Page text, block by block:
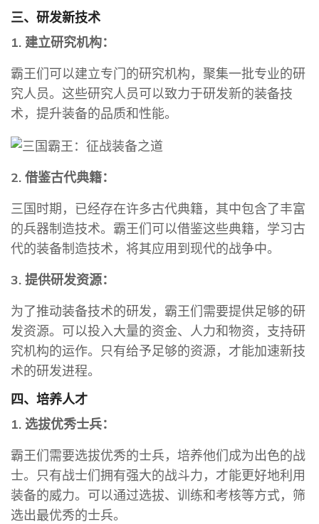
三、研发新技术
1. 建立研究机构：
霸王们可以建立专门的研究机构，聚集一批专业的研
究人员。这些研究人员可以致力于研发新的装备技
术，提升装备的品质和性能。
2. 借鉴古代典籍：
三国时期，已经存在许多古代典籍，其中包含了丰富
的兵器制造技术。霸王们可以借鉴这些典籍，学习古
代的装备制造技术，将其应用到现代的战争中。
3. 提供研发资源：
为了推动装备技术的研发，霸王们需要提供足够的研
发资源。可以投入大量的资金、人力和物资，支持研
究机构的运作。只有给予足够的资源，才能加速新技
术的研发进程。
四、培养人才
1. 选拔优秀士兵：
霸王们需要选拔优秀的士兵，培养他们成为出色的战
士。只有战士们拥有强大的战斗力，才能更好地利用
装备的威力。可以通过选拔、训练和考核等方式，筛
选出最优秀的士兵。